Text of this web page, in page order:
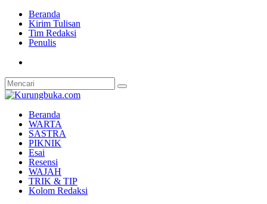
Beranda
Kirim Tulisan
Tim Redaksi
Penulis
Beranda
WARTA
SASTRA
PIKNIK
Esai
Resensi
WAJAH
TRIK & TIP
Kolom Redaksi